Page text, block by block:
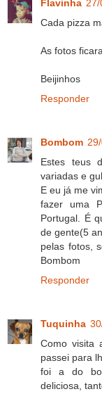
Flavinha 27/
Cada pizza
As fotos
Beijinhos
Responder
Bombom
Estes teus
variadas e
E eu já me
fazer uma
Portugal. É
de gente(5
pelas fotos,
Bombom
Responder
Tuquinha
Como visita
passei para
foi a do
deliciosa,